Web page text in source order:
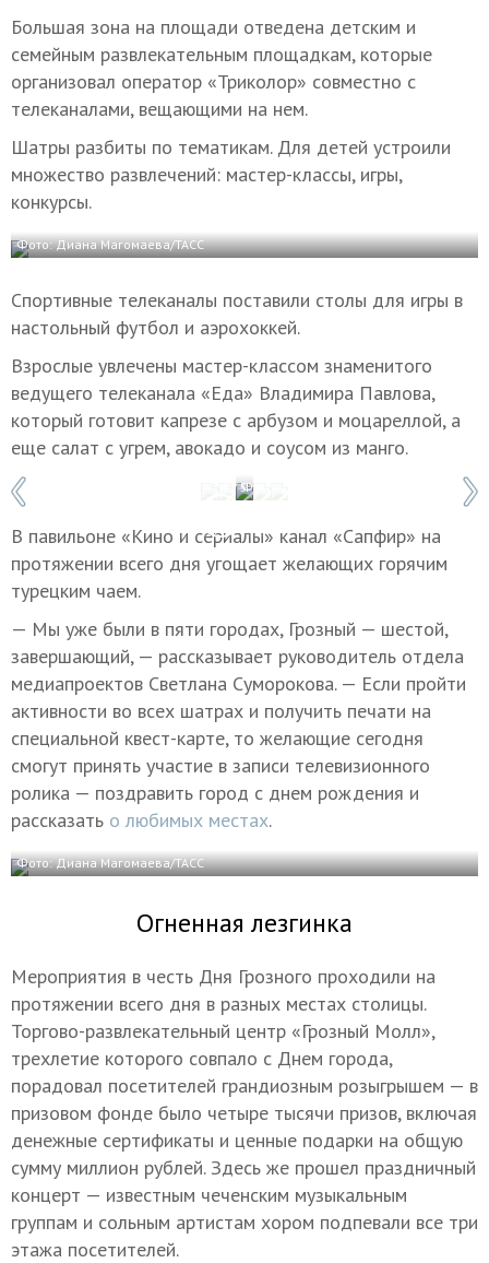
Большая зона на площади отведена детским и
семейным развлекательным площадкам, которые
организовал оператор «Триколор» совместно с
телеканалами, вещающими на нем.
Шатры разбиты по тематикам. Для детей устроили
множество развлечений: мастер-классы, игры,
конкурсы.
Фото: Диана Магомаева/ТАСС
Спортивные телеканалы поставили столы для игры в
настольный футбол и аэрохоккей.
Взрослые увлечены мастер-классом знаменитого
ведущего телеканала «Еда» Владимира Павлова,
который готовит капрезе с арбузом и моцареллой, а
еще салат с угрем, авокадо и соусом из манго.
Фото: Диана Магомаева/ТАСС
1 / 5
В павильоне «Кино и сериалы» канал «Сапфир» на
протяжении всего дня угощает желающих горячим
турецким чаем.
— Мы уже были в пяти городах, Грозный — шестой,
завершающий, — рассказывает руководитель отдела
медиапроектов Светлана Суморокова. — Если пройти
активности во всех шатрах и получить печати на
специальной квест-карте, то желающие сегодня
смогут принять участие в записи телевизионного
ролика — поздравить город с днем рождения и
рассказать о любимых местах.
Фото: Диана Магомаева/ТАСС
Огненная лезгинка
Мероприятия в честь Дня Грозного проходили на
протяжении всего дня в разных местах столицы.
Торгово-развлекательный центр «Грозный Молл»,
трехлетие которого совпало с Днем города,
порадовал посетителей грандиозным розыгрышем — в
призовом фонде было четыре тысячи призов, включая
денежные сертификаты и ценные подарки на общую
сумму миллион рублей. Здесь же прошел праздничный
концерт — известным чеченским музыкальным
группам и сольным артистам хором подпевали все три
этажа посетителей.